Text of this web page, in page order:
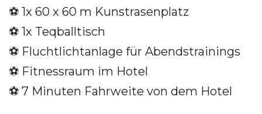
⚽️ 1x 60 x 60 m Kunstrasenplatz
⚽️ 1x Teqballtisch
⚽️ Fluchtlichtanlage für Abendstrainings
⚽️ Fitnessraum im Hotel
⚽️ 7 Minuten Fahrweite von dem Hotel